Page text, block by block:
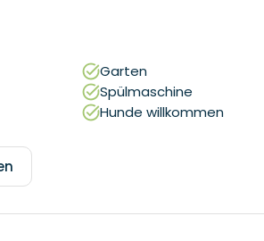
Garten
Spülmaschine
Hunde willkommen